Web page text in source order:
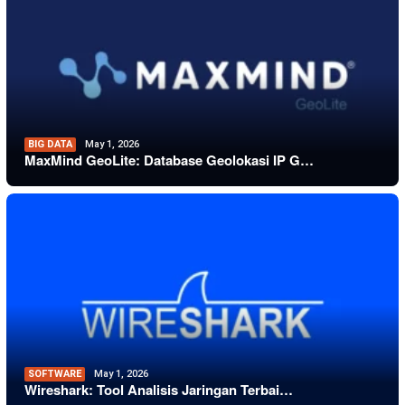
BIG DATA May 1, 2026
MaxMind GeoLite: Database Geolokasi IP G…
SOFTWARE May 1, 2026
Wireshark: Tool Analisis Jaringan Terbai…